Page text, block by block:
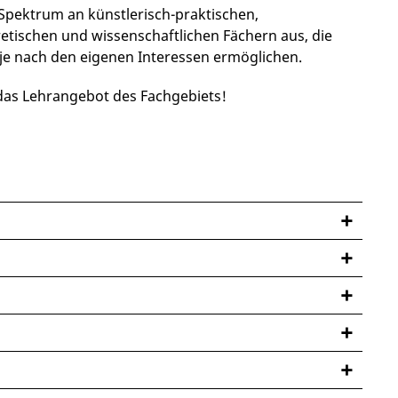
an künstlerisch-praktischen,
und wissenschaftlichen Fächern aus, die
nach den eigenen Interessen ermöglichen.
Lehrangebot des Fachgebiets!
Erfurt vor allem im Master verankert. Dabei
praktische und wissenschaftliche Einblicke in das
zu verschiedenen musikdidaktischen
zu
und